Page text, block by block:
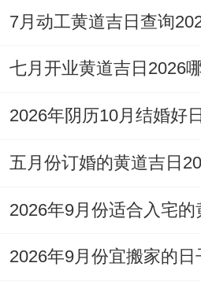
福、求嗣，开光、出火，
九） ：值神玉堂（吉）,
易、立券、祭祀、祈福
2026年5月17日（星期日
七月开业黄道吉日2026